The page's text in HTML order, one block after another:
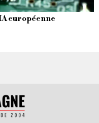
européenne